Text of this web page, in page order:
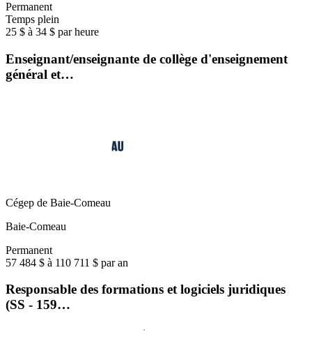
Permanent
Temps plein
25 $ à 34 $ par heure
Enseignant/enseignante de collège d'enseignement
général et…
Cégep de Baie-Comeau
Baie-Comeau
Permanent
57 484 $ à 110 711 $ par an
Responsable des formations et logiciels juridiques
(SS - 159…